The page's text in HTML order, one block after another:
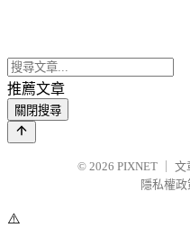
推薦文章
關閉搜尋
© 2026 PIXNET
文
隱私權政
⚠️